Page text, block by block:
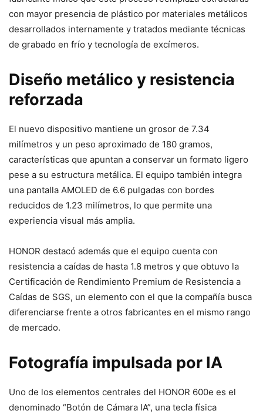
con mayor presencia de plástico por materiales metálicos
desarrollados internamente y tratados mediante técnicas
de grabado en frío y tecnología de excímeros.
Diseño metálico y resistencia
reforzada
El nuevo dispositivo mantiene un grosor de 7.34
milímetros y un peso aproximado de 180 gramos,
características que apuntan a conservar un formato ligero
pese a su estructura metálica. El equipo también integra
una pantalla AMOLED de 6.6 pulgadas con bordes
reducidos de 1.23 milímetros, lo que permite una
experiencia visual más amplia.
HONOR destacó además que el equipo cuenta con
resistencia a caídas de hasta 1.8 metros y que obtuvo la
Certificación de Rendimiento Premium de Resistencia a
Caídas de SGS, un elemento con el que la compañía busca
diferenciarse frente a otros fabricantes en el mismo rango
de mercado.
Fotografía impulsada por IA
Uno de los elementos centrales del HONOR 600e es el
denominado “Botón de Cámara IA”, una tecla física